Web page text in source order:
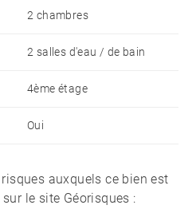
2 chambres
2 salles d'eau / de bain
4ème étage
Oui
auxquels ce bien est
le site Géorisques :